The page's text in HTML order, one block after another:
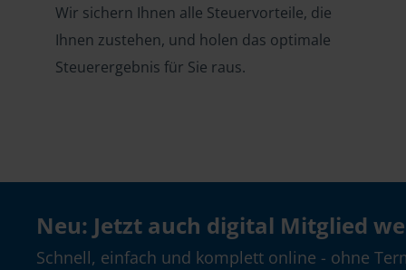
Wir sichern Ihnen alle Steuervorteile, die
Ihnen zustehen, und holen das optimale
Steuerergebnis für Sie raus.
Neu: Jetzt auch digital Mitglied
Schnell, einfach und komplett online - ohne